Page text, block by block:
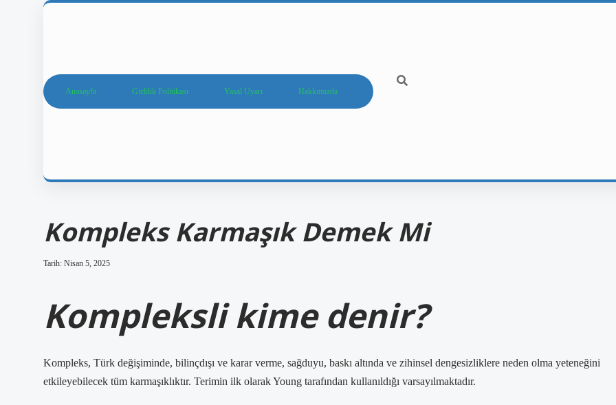
Anasayfa Gizlilik Politikası Yasal Uyarı Hakkımızda
Kompleks Karmaşık Demek Mi
Tarih: Nisan 5, 2025
Kompleksli kime denir?
Kompleks, Türk değişiminde, bilinçdışı ve karar verme, sağduyu, baskı altında ve zihinsel dengesizliklere neden olma yeteneğini
etkileyebilecek tüm karmaşıklıktır. Terimin ilk olarak Young tarafından kullanıldığı varsayılmaktadır.